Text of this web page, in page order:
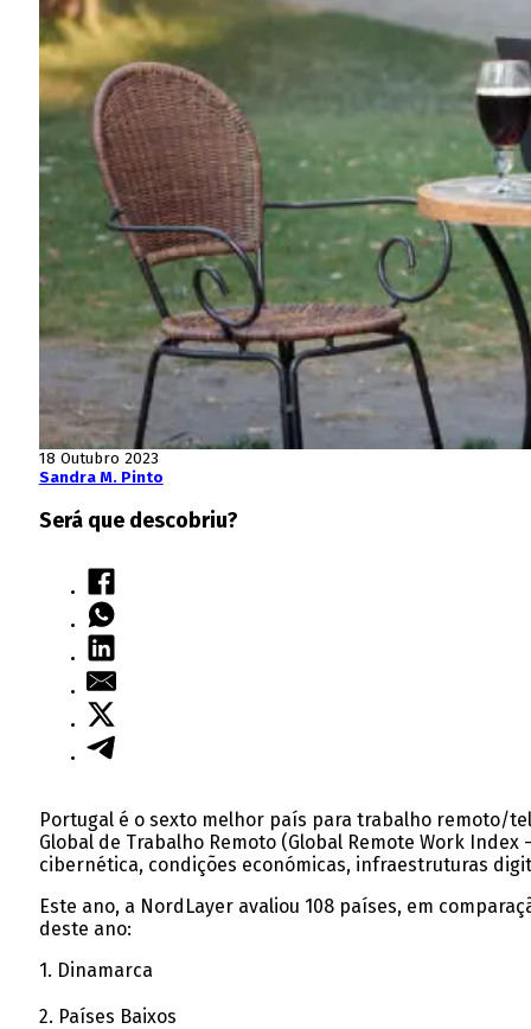
18 Outubro 2023
Sandra M. Pinto
Será que descobriu?
Portugal é o sexto melhor país para trabalho remoto/
Global de Trabalho Remoto (Global Remote Work
cibernética, condições económicas, infraestruturas
Este ano, a NordLayer avaliou 108 países, em
deste ano:
1. Dinamarca
2. Países Baixos